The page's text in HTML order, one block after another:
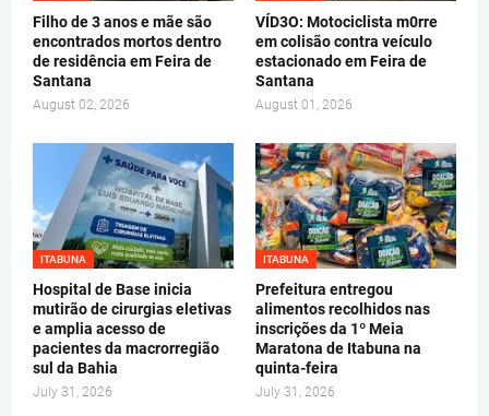
Filho de 3 anos e mãe são
encontrados mortos dentro
de residência em Feira de
Santana
August 02, 2026
VÍD3O: Motociclista m0rre
em colisão contra veículo
estacionado em Feira de
Santana
August 01, 2026
ITABUNA
Hospital de Base inicia
mutirão de cirurgias eletivas
e amplia acesso de
pacientes da macrorregião
sul da Bahia
July 31, 2026
ITABUNA
Prefeitura entregou
alimentos recolhidos nas
inscrições da 1º Meia
Maratona de Itabuna na
quinta-feira
July 31, 2026